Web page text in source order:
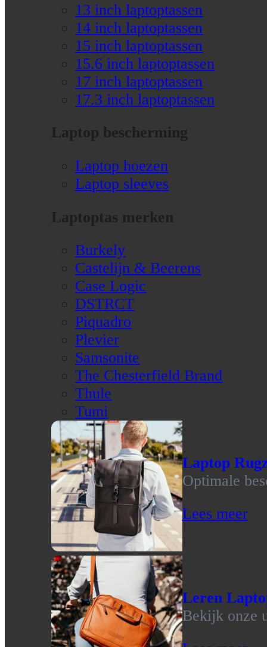
13 inch laptoptassen
14 inch laptoptassen
15 inch laptoptassen
15.6 inch laptoptassen
17 inch laptoptassen
17.3 inch laptoptassen
Laptop bescherming
Laptop hoezen
Laptop sleeves
Laptoptas merken
Burkely
Castelijn & Beerens
Case Logic
DSTRCT
Piquadro
Plevier
Samsonite
The Chesterfield Brand
Thule
Tumi
Laptop
Optimale
Lees meer
Leren
Bekijk onze